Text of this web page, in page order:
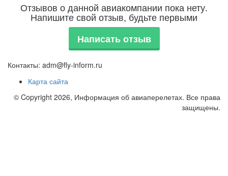
Отзывов о данной авиакомпании пока нету.
Напишите свой отзыв, будьте первыми
Написать отзыв
Контакты: adm@fly-inform.ru
Карта сайта
© Copyright 2026, Информация об авиаперелетах. Все права
защищены.